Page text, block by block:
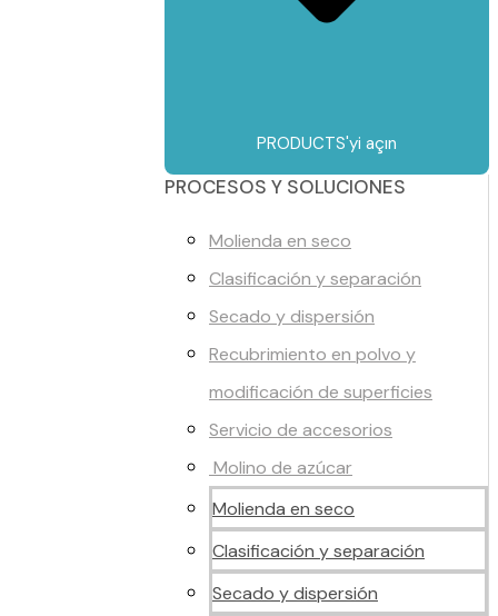
PRODUCTS'yi açın
PROCESOS Y SOLUCIONES
Molienda en seco
Clasificación y separación
Secado y dispersión
Recubrimiento en polvo y
modificación de superficies
Servicio de accesorios
Molino de azúcar
Molienda en seco
Clasificación y separación
Secado y dispersión